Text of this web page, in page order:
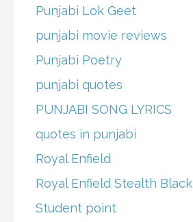
Punjabi Lok Geet
punjabi movie reviews
Punjabi Poetry
punjabi quotes
PUNJABI SONG LYRICS
quotes in punjabi
Royal Enfield
Royal Enfield Stealth Black
Student point